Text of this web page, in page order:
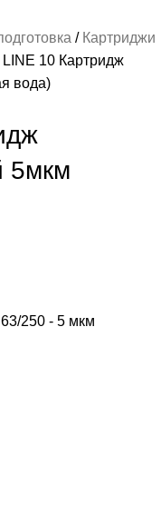
Картриджи
LINE 10 Картридж
вода)
5мкм